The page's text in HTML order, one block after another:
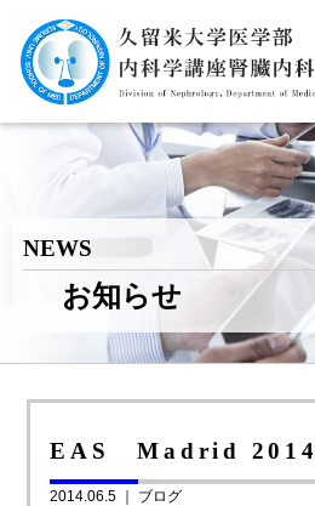
NEWS
お知らせ
EAS Madrid 2014
2014.06.5 ｜ ブログ